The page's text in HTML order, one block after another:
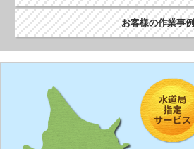
お客様の作業事例